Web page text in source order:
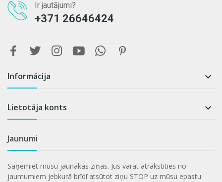
Ir jautājumi?
+371 26646424
Informācija 
Lietotāja konts 
Jaunumi
Saņemiet mūsu jaunākās ziņas. Jūs varāt atrakstities no
jaumumiem jebkurā brīdī atsūtot ziņu STOP uz mūsu epastu